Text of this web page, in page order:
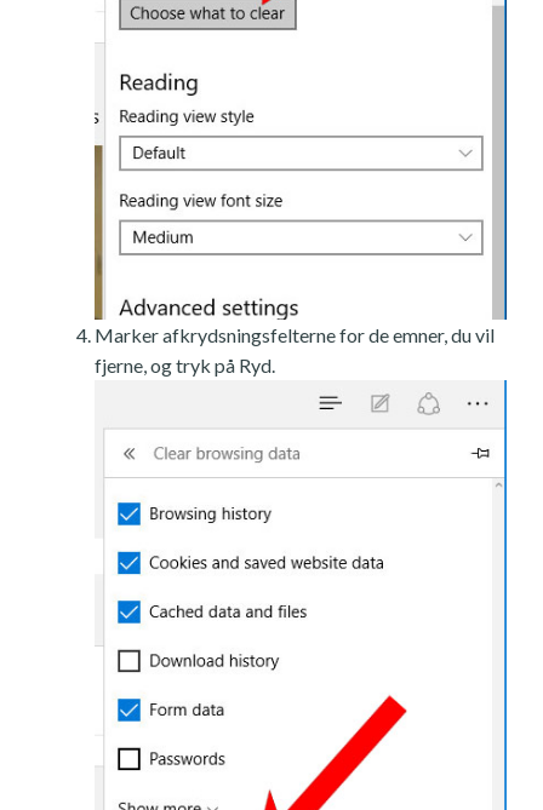
Marker afkrydsningsfelterne for de emner, du vil
fjerne, og tryk på Ryd.